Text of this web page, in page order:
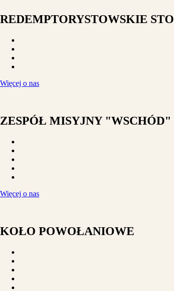
REDEMPTORYSTOWSKIE
Więcej o nas
ZESPÓŁ MISYJNY "WSCHÓD"
Więcej o nas
KOŁO POWOŁANIOWE